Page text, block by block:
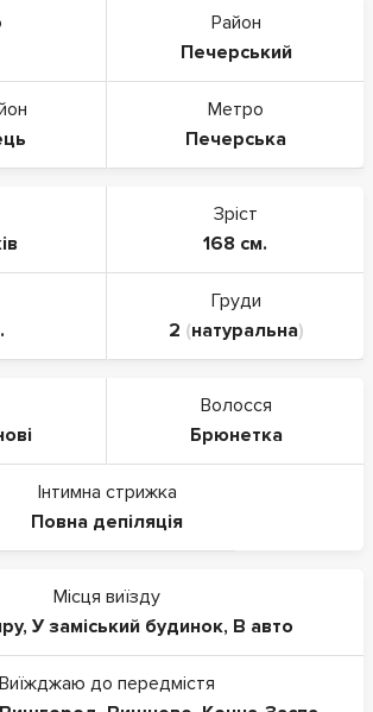
Район
Печерський
Метро
Печерська
Зріст
168 см.
Груди
2 (натуральна)
Волосся
Брюнетка
Інтимна стрижка
Повна депіляція
Місця виїзду
, У заміський будинок, В авто
Виїжджаю до передмістя